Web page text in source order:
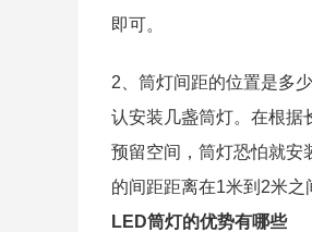
即可。
2、筒灯间距的位置是多
认安装几盏筒灯。在根据
预留空间，筒灯恐怕就安
的间距距离在1米到2米之
LED筒灯的优势有哪些